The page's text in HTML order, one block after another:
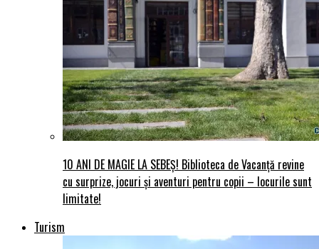
10 ANI DE MAGIE LA SEBEȘ! Biblioteca de Vacanță revine
cu surprize, jocuri și aventuri pentru copii – locurile sunt
limitate!
Turism